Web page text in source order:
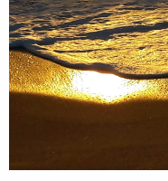
i
s
c
u
s
s